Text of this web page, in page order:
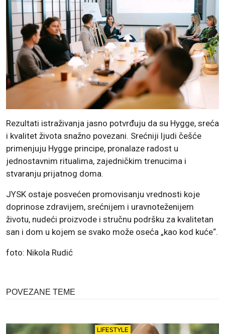
Rezultati istraživanja jasno potvrđuju da su Hygge, sreća
i kvalitet života snažno povezani. Srećniji ljudi češće
primenjuju Hygge principe, pronalaze radost u
jednostavnim ritualima, zajedničkim trenucima i
stvaranju prijatnog doma.
JYSK ostaje posvećen promovisanju vrednosti koje
doprinose zdravijem, srećnijem i uravnoteženijem
životu, nudeći proizvode i stručnu podršku za kvalitetan
san i dom u kojem se svako može oseća „kao kod kuće“.
foto: Nikola Rudić
POVEZANE TEME
LIFESTYLE